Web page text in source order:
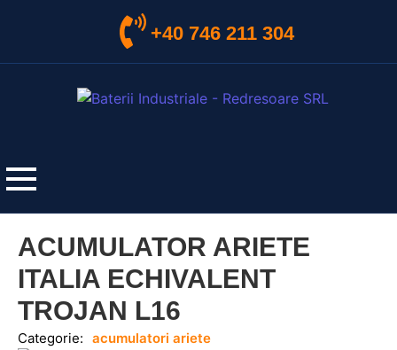
+40 746 211 304
ACUMULATOR ARIETE
ITALIA ECHIVALENT
TROJAN L16
Categorie: acumulatori ariete